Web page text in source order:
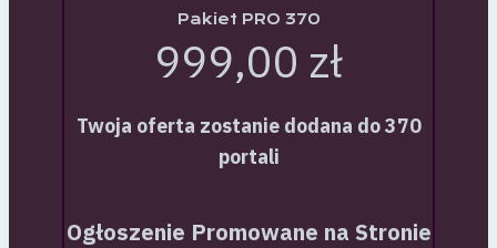
Pakiet PRO 370
999,00 zł
Twoja oferta zostanie dodana do 370
portali
Ogłoszenie Promowane na Stronie